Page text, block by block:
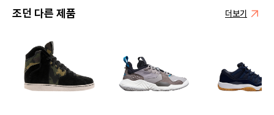
조던 다른 제품 더보기